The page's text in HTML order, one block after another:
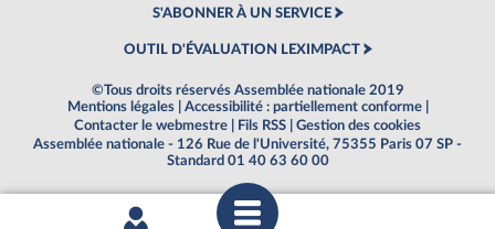
S'ABONNER À UN SERVICE
OUTIL D'ÉVALUATION LEXIMPACT
©Tous droits réservés Assemblée nationale 2019
Mentions légales
Accessibilité : partiellement conforme
Contacter le webmestre
Fils RSS
Gestion des cookies
Assemblée nationale - 126 Rue de l'Université, 75355 Paris 07 SP -
Standard 01 40 63 60 00